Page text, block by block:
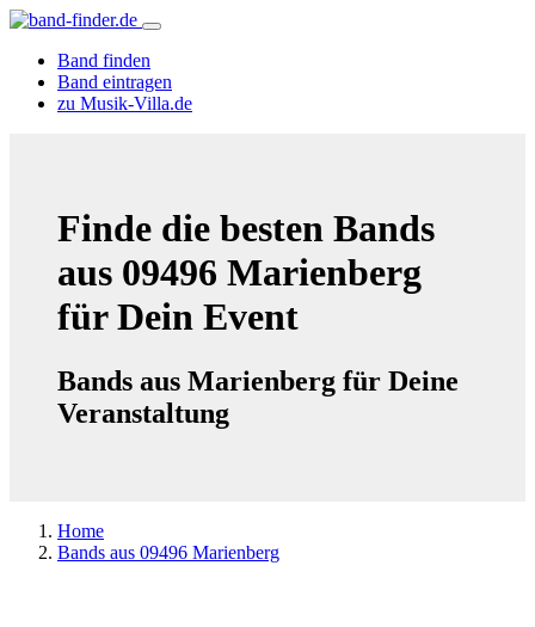
Band finden
Band eintragen
zu Musik-Villa.de
Finde die besten Bands
aus 09496 Marienberg
für Dein Event
Bands aus Marienberg für Deine
Veranstaltung
Home
Bands aus 09496 Marienberg